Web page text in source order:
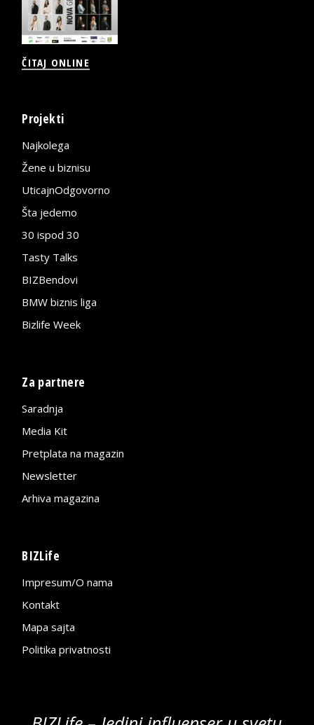
ČITAJ ONLINE
Projekti
Najkolega
Žene u biznisu
UticajnOdgovorno
Šta jedemo
30 ispod 30
Tasty Talks
BIZBendovi
BMW biznis liga
Bizlife Week
Za partnere
Saradnja
Media Kit
Pretplata na magazin
Newsletter
Arhiva magazina
BIZLife
Impresum/O nama
Kontakt
Mapa sajta
Politika privatnosti